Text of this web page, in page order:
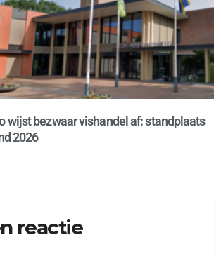
wijst bezwaar vishandel af: standplaats
2026
reactie